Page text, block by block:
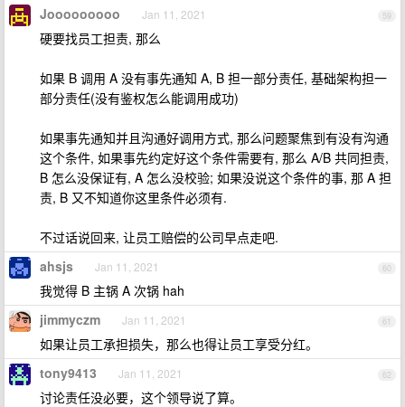
59
Jooooooooo Jan 11, 2021
硬要找员工担责, 那么
如果 B 调用 A 没有事先通知 A, B 担一部分责任, 基础架构担一
部分责任(没有鉴权怎么能调用成功)
如果事先通知并且沟通好调用方式, 那么问题聚焦到有没有沟通
这个条件, 如果事先约定好这个条件需要有, 那么 A/B 共同担责,
B 怎么没保证有, A 怎么没校验; 如果没说这个条件的事, 那 A 担
责, B 又不知道你这里条件必须有.
不过话说回来, 让员工赔偿的公司早点走吧.
60
ahsjs Jan 11, 2021
我觉得 B 主锅 A 次锅 hah
61
jimmyczm Jan 11, 2021
如果让员工承担损失，那么也得让员工享受分红。
62
tony9413 Jan 11, 2021
讨论责任没必要，这个领导说了算。